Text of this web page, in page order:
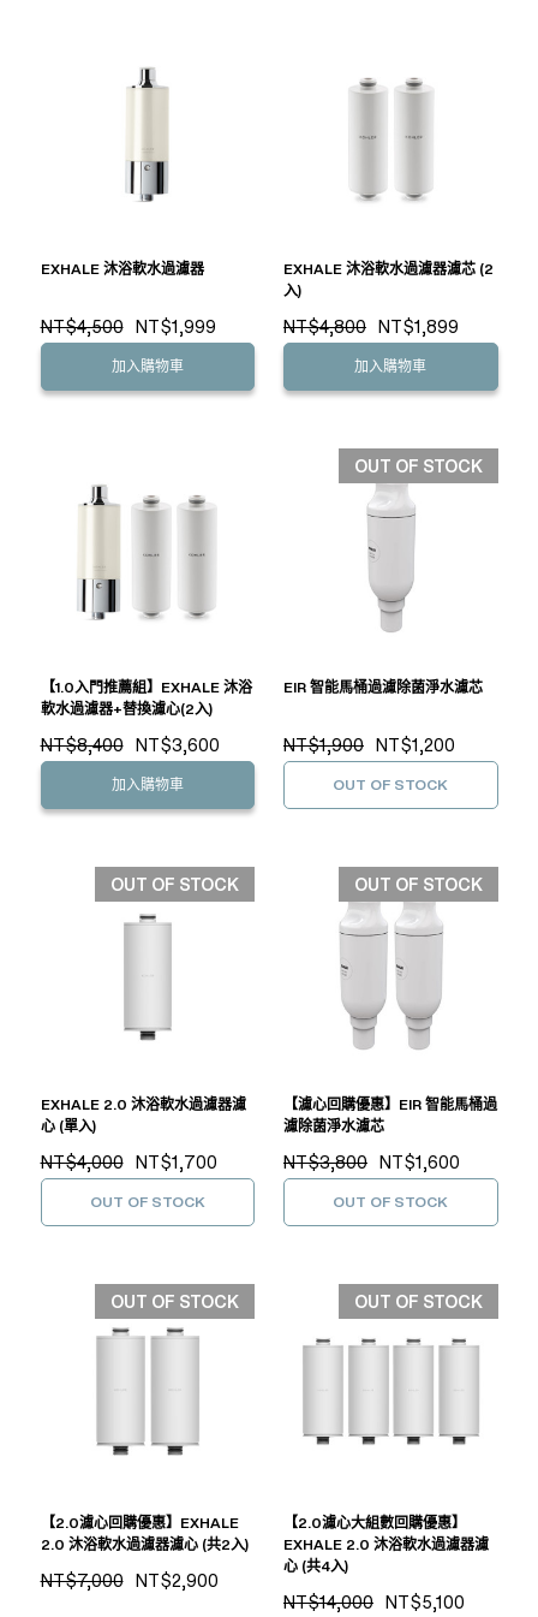
EXHALE 沐浴軟水過濾器
NT$4,500 NT$1,999
加入購物車
EXHALE 沐浴軟水過濾器濾芯 (2
入)
NT$4,800 NT$1,899
加入購物車
【1.0入門推薦組】EXHALE 沐浴
軟水過濾器+替換濾心(2入)
NT$8,400 NT$3,600
加入購物車
OUT OF STOCK
EIR 智能馬桶過濾除菌淨水濾芯
NT$1,900 NT$1,200
OUT OF STOCK
OUT OF STOCK
EXHALE 2.0 沐浴軟水過濾器濾
心 (單入)
NT$4,000 NT$1,700
OUT OF STOCK
OUT OF STOCK
【濾心回購優惠】EIR 智能馬桶過
濾除菌淨水濾芯
NT$3,800 NT$1,600
OUT OF STOCK
OUT OF STOCK
【2.0濾心回購優惠】EXHALE
2.0 沐浴軟水過濾器濾心 (共2入)
NT$7,000 NT$2,900
OUT OF STOCK
【2.0濾心大組數回購優惠】
EXHALE 2.0 沐浴軟水過濾器濾
心 (共4入)
NT$14,000 NT$5,100